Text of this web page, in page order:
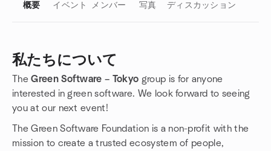
概要 イベント メンバー 写真 ディスカッション
私たちについて
TheGreen Software – Tokyo group is for anyone
interested in green software. We look forward to seeing
you at our next event!
The Green Software Foundation is a non-profit with the
mission to create a trusted ecosystem of people,
グループのリンク